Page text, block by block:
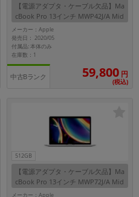
【電源アダプタ・ケーブル欠品】Ma
cBook Pro 13インチ MWP42J/A Mid
2020 スペースグレイ【Core i5(2.0G
Hz)/16GB/512GB SSD】
メーカー：Apple
発売日： 2020/05
付属品: 本体のみ
在庫数：1
中古Bランク 59,800 円
(税込)
512GB
【電源アダプタ・ケーブル欠品】Ma
cBook Pro 13インチ MWP72J/A Mid
2020 シルバー【Core i5(2.0GHz)/16
メーカー：Apple